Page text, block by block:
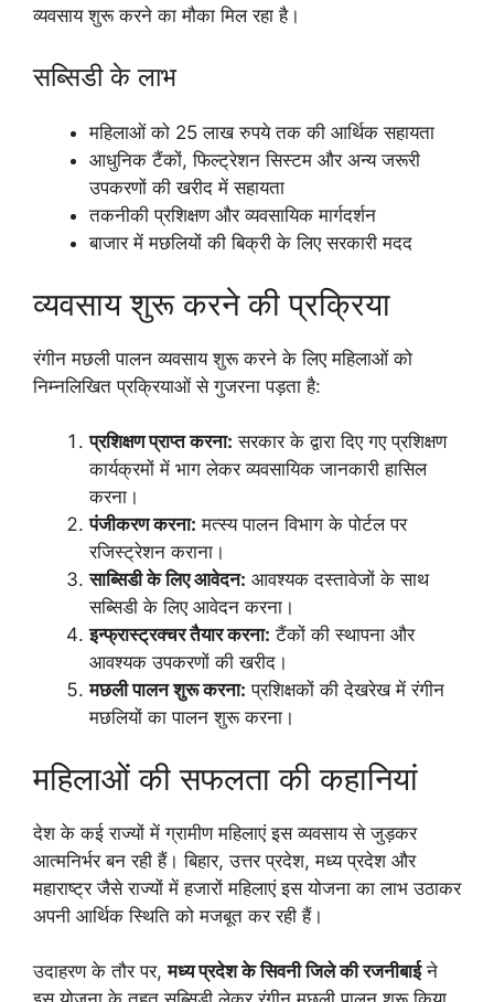
व्यवसाय शुरू करने का मौका मिल रहा है।
सब्सिडी के लाभ
महिलाओं को 25 लाख रुपये तक की आर्थिक सहायता
आधुनिक टैंकों, फिल्ट्रेशन सिस्टम और अन्य जरूरी
उपकरणों की खरीद में सहायता
तकनीकी प्रशिक्षण और व्यवसायिक मार्गदर्शन
बाजार में मछलियों की बिक्री के लिए सरकारी मदद
व्यवसाय शुरू करने की प्रक्रिया
रंगीन मछली पालन व्यवसाय शुरू करने के लिए महिलाओं को
निम्नलिखित प्रक्रियाओं से गुजरना पड़ता है:
प्रशिक्षण प्राप्त करना: सरकार के द्वारा दिए गए प्रशिक्षण
कार्यक्रमों में भाग लेकर व्यवसायिक जानकारी हासिल
करना।
पंजीकरण करना: मत्स्य पालन विभाग के पोर्टल पर
रजिस्ट्रेशन कराना।
साब्सिडी के लिए आवेदन: आवश्यक दस्तावेजों के साथ
सब्सिडी के लिए आवेदन करना।
इन्फ्रास्ट्रक्चर तैयार करना: टैंकों की स्थापना और
आवश्यक उपकरणों की खरीद।
मछली पालन शुरू करना: प्रशिक्षकों की देखरेख में रंगीन
मछलियों का पालन शुरू करना।
महिलाओं की सफलता की कहानियां
देश के कई राज्यों में ग्रामीण महिलाएं इस व्यवसाय से जुड़कर
आत्मनिर्भर बन रही हैं। बिहार, उत्तर प्रदेश, मध्य प्रदेश और
महाराष्ट्र जैसे राज्यों में हजारों महिलाएं इस योजना का लाभ उठाकर
अपनी आर्थिक स्थिति को मजबूत कर रही हैं।
उदाहरण के तौर पर,मध्य प्रदेश के सिवनी जिले की रजनीबाईने